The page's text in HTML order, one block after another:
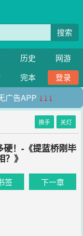
搜索
历史
网游
完本
登录
广告APP ↓↓↓
换手 关灯
！-《提蓝桥刚毕
》
签 下一章